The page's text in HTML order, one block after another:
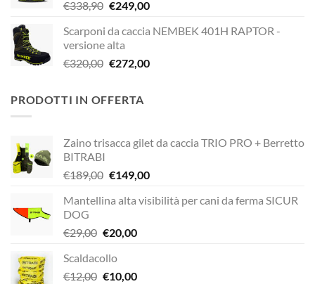
€338,90.€229,00.
€338,90 Il
originale
era:
€338,90.
€249,00Il
attuale
€249,00.
Scarponi da caccia NEMBEK 401H RAPTOR -
versione alta
€320,00 Il
era:
€272,00Il
PRODOTTI IN OFFERTA
Zaino trisacca gilet da caccia TRIO PRO + Berretto
BITRABI
€189,00 Il
originale
€189,00.
€149,00Il
attuale
Mantellina alta visibilità per cani da ferma SICUR
DOG
€29,00 Il
originale
era:
€20,00Il
è:
Scaldacollo
€12,00 Il
€10,00Il